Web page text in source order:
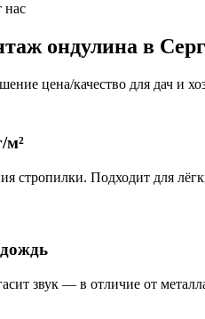
нас
ондулина в
цена/качество для дач и
м²
стропилки. Подходит для
звук — в отличие от